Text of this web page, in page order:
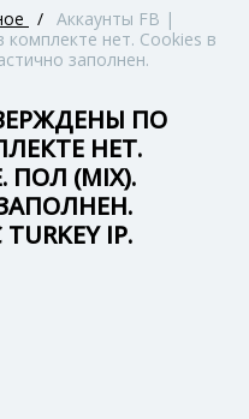
/ Аккаунты FB |
нет. Cookies в
заполнен.
ПО
НЕТ.
ПОЛ (MIX).
IP.